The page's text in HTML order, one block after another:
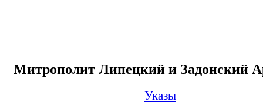
Митрополит Липецкий и Задонский
Указы